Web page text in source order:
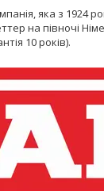
яка з 1924
на півночі
10 років).